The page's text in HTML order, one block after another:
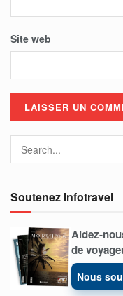
Site web
Soutenez Infotravel
Aidez-
de
Nous